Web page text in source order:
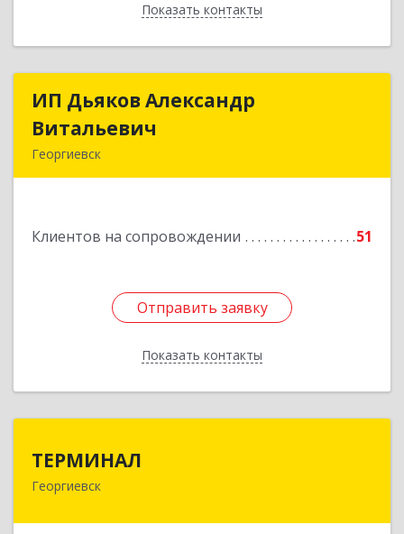
Показать контакты
Назад
ИП Дьяков Александр
Витальевич
Георгиевск
Клиентов на сопровождении 51
Отправить заявку
Показать контакты
ИП Дьяков Александр
Отправить заявку
Назад
ТЕРМИНАЛ
Георгиевск
357820, Ставропольский край, Георгиевск г,